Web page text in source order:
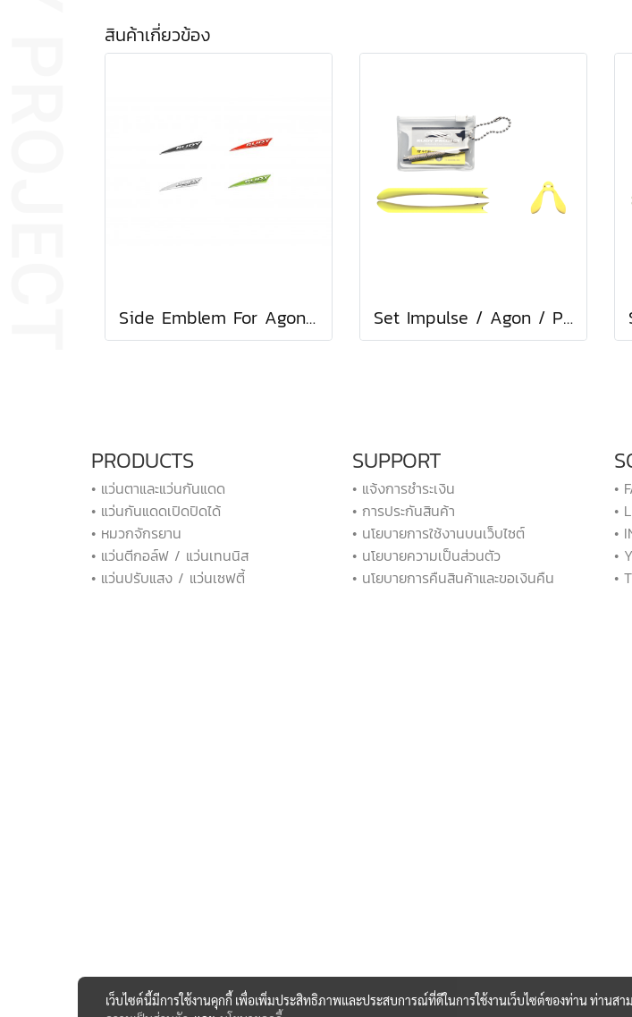
สินค้าเกี่ยวข้อง
Side Emblem For Agon / Impulse Set Impulse / Agon / Proflow Yellow Fluo
PRODUCTS
• แว่นตาและแว่นกันแดด
• แว่นกันแดดเปิดปิดได้
• หมวกจักรยาน
• แว่นตีกอล์ฟ / แว่นเทนนิส
• แว่นปรับแสง / แว่นเซฟตี้
SUPPORT
• แจ้งการชำระเงิน
• การประกันสินค้า
• นโยบายการใช้งานบนเว็บไซต์
• นโยบายความเป็นส่วนตัว
• นโยบายการคืนสินค้าและขอเงินคืน
•
•
•
•
•
เว็บไซต์นี้มีการใช้งานคุกกี้ เพื่อเพิ่มประสิทธิภาพและประสบการณ์ที่ดีในการใช้งานเว็บไซต์ของท่าน ท่านสา